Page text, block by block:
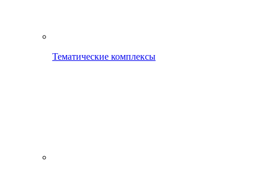
Тематические комплексы